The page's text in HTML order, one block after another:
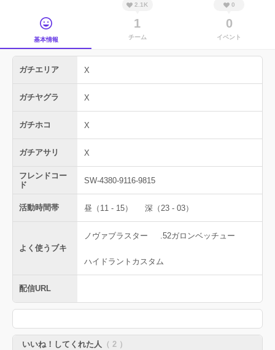
基本情報
2.1K
1
チーム
0
0
イベント
ガチエリア X
ガチヤグラ X
ガチホコ X
ガチアサリ X
フレンドコー
ド
SW-4380-9116-9815
活動時間帯 昼（11 - 15） 深（23 - 03）
よく使うブキ
ノヴァブラスター .52ガロンベッチュー
ハイドラントカスタム
配信URL
いいね！してくれた人 （ 2 ）